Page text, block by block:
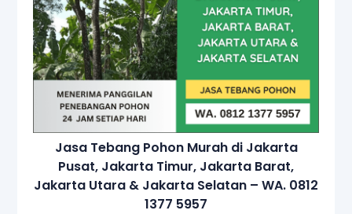
Jasa Tebang Pohon Murah di Jakarta
Pusat, Jakarta Timur, Jakarta Barat,
Jakarta Utara & Jakarta Selatan – WA. 0812
1377 5957